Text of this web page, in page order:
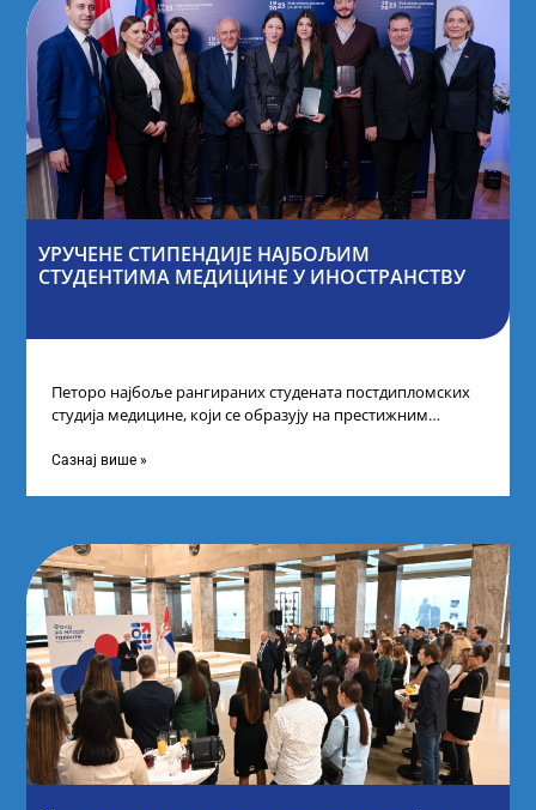
УРУЧЕНЕ СТИПЕНДИЈЕ НАЈБОЉИМ
СТУДЕНТИМА МЕДИЦИНЕ У ИНОСТРАНСТВУ
Петоро најбоље рангираних студената постдипломских
студија медицине, који се образују на престижним
стипендије од
Сазнај више »